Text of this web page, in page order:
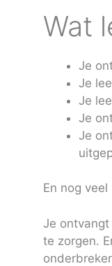
Wat
Je
Je
Je
Je
Je
En nog veel
Je
te zorgen.